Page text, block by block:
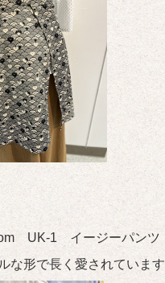
UK-1 イージーパンツ
な形で長く愛されています